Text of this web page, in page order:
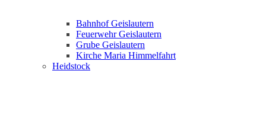
Bahnhof Geislautern
Feuerwehr Geislautern
Grube Geislautern
Kirche Maria Himmelfahrt
Heidstock